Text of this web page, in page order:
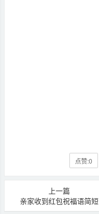
点赞:0
上一篇
亲家收到红包祝福语简短